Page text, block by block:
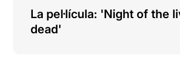
La pel·lícula: 'Night of the
dead'